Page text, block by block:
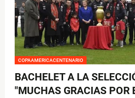
COPAAMERICACENTENARIO
BACHELET A LA
"MUCHAS GRACIAS POR